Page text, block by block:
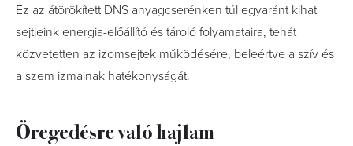
Ez az átörökített DNS anyagcserénken túl egyaránt kihat
sejtjeink energia-előállító és tároló folyamataira, tehát
közvetetten az izomsejtek működésére, beleértve a szív és
a szem izmainak hatékonyságát.
Öregedésre való hajlam